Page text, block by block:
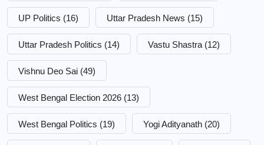
UP Politics (16) Uttar Pradesh News (15)
Uttar Pradesh Politics (14) Vastu Shastra (12)
Vishnu Deo Sai (49)
West Bengal Election 2026 (13)
West Bengal Politics (19) Yogi Adityanath (20)